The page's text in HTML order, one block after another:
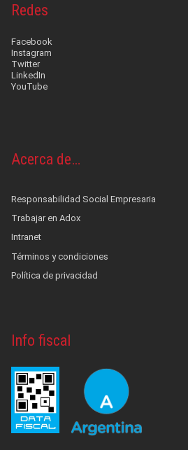
Redes
Facebook
Instagram
Twitter
LinkedIn
YouTube
Acerca de…
Responsabilidad Social Empresaria
Trabajar en Adox
Intranet
Términos y condiciones
Política de privacidad
Info fiscal